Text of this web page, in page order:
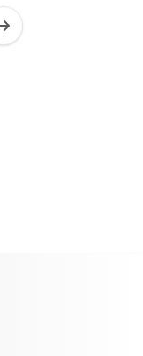
3 August 2026